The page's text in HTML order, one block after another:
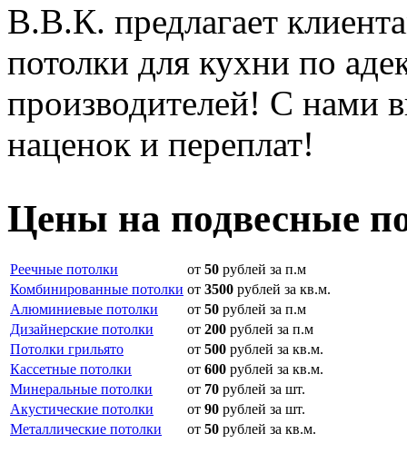
В.В.К. предлагает
потолки для кухни по
производителей! С
наценок и переплат!
Цены на подвесные
Реечные потолки от 50 рублей за п.м
Комбинированные потолки от 3500 рублей за кв.м.
Алюминиевые потолки
от 50 рублей за п.м
Дизайнерские потолки
от 200 рублей за п.м
Потолки грильято
от 500 рублей за кв.м.
Кассетные потолки
от 600 рублей за кв.м.
Минеральные потолки
от 70 рублей за шт.
Акустические потолки
от 90 рублей за шт.
Металлические потолки
от 50 рублей за кв.м.